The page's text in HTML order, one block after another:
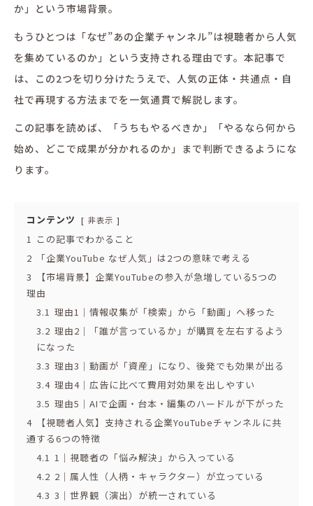
か」という市場背景。
もうひとつは「なぜ”あの企業チャンネル”は視聴者から人気
を集めているのか」という支持される理由です。本記事で
は、この2つを切り分けたうえで、人気の正体・共通点・自
社で再現する方法までを一気通貫で解説します。
この記事を読めば、「うちもやるべきか」「やるなら何から
始め、どこで成果が分かれるのか」まで判断できるようにな
ります。
コンテンツ 非表示
1 この記事でわかること
2
「企業YouTube なぜ人気」は2つの意味で考える
3
【市場背景】企業YouTubeの参入が急増している5つの
理由
3.1 理由1｜情報収集が「検索」から「動画」へ移った
3.2 理由2｜「誰が言っているか」が購買を左右するよう
になった
3.3 理由3｜動画が「資産」になり、後発でも効果が出る
3.4 理由4｜広告に比べて費用対効果を出しやすい
3.5 理由5｜AIで企画・台本・編集のハードルが下がった
4
【視聴者人気】支持される企業YouTubeチャンネルに共
通する6つの特徴
4.1 1｜視聴者の「悩み解決」から入っている
4.2 2｜属人性（人柄・キャラクター）が立っている
4.3 3｜世界観（演出）が統一されている